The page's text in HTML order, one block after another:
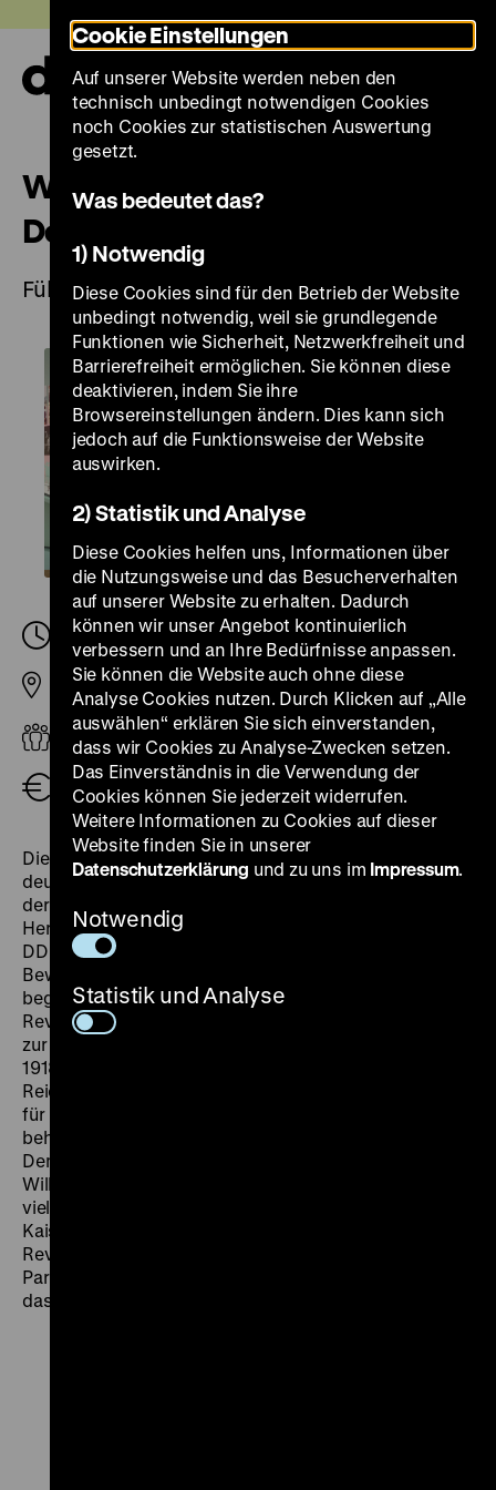
zum
Seiteninhalt
springen
Wendepunkte deutscher
Demokratiegeschichte
Führungsangebot zum Monat der Demokratie
Freitag, 26. September 2025, 16.30-17.30 Uhr
Pei-Bau
Erwachsene
kostenfrei, zzgl. Eintritt
Diese Führung erkundet drei Schlüsselmomente der
deutschen Demokratiegeschichte als Wendepunkte in
der demokratischen Entwicklung Deutschlands: Im
Herbst 1989 fürchteten nicht wenige Menschen in der
DDR, dass die Staatsführung der Demokratie-
Bewegung nach chinesischem Vorbild mit Gewalt
begegnen würde. Stattdessen eröffnete die Friedliche
Revolution den Weg zu den ersten freien Wahlen und
zur deutschen Einheit. Die Novemberrevolution von
1918 sollte dagegen gar keine werden. Der spätere
Reichspräsident Friedrich Ebert befand die Deutschen
für unrepublikanisch und hätte den Kaiser lieber
behalten. Hätte eine parlamentarische Monarchie die
Demokratie stabilisieren können? Für König Friedrich
Wilhelm IV. von Preußen war selbst dieses Modell zu
viel verlangt. 1849 schlug er die angebotene
Kaiserkrone aus, denn diese ist das Ergebnis einer
Revolution, die Deutschlands erstes nationales
Parlament, die erste Verfassung und Grundrechte für
das deutsche Volk hervorbrachte.
Cookie Einstellungen
Auf unserer Website werden neben den
technisch unbedingt notwendigen Cookies
noch Cookies zur statistischen Auswertung
gesetzt.
Was bedeutet das?
1) Notwendig
Diese Cookies sind für den Betrieb der Website
unbedingt notwendig, weil sie grundlegende
Funktionen wie Sicherheit, Netzwerkfreiheit und
Barrierefreiheit ermöglichen. Sie können diese
deaktivieren, indem Sie ihre
Browsereinstellungen ändern. Dies kann sich
jedoch auf die Funktionsweise der Website
auswirken.
2) Statistik und Analyse
Diese Cookies helfen uns, Informationen über
die Nutzungsweise und das Besucherverhalten
auf unserer Website zu erhalten. Dadurch
können wir unser Angebot kontinuierlich
verbessern und an Ihre Bedürfnisse anpassen.
Sie können die Website auch ohne diese
Analyse Cookies nutzen. Durch Klicken auf „Alle
auswählen“ erklären Sie sich einverstanden,
dass wir Cookies zu Analyse-Zwecken setzen.
Das Einverständnis in die Verwendung der
Cookies können Sie jederzeit widerrufen.
Weitere Informationen zu Cookies auf dieser
Website finden Sie in unserer
Datenschutzerklärung und zu uns im Impressum.
Notwendig
Statistik und Analyse